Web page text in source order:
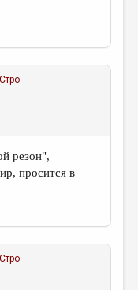
резон",
просится в